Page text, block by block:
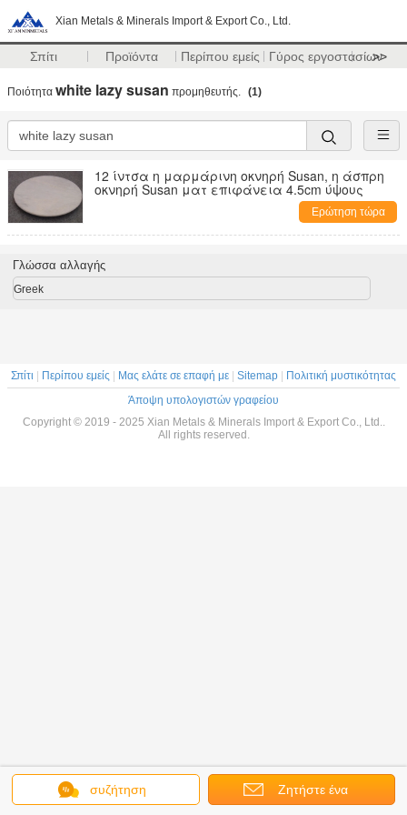
Xian Metals & Minerals Import & Export Co., Ltd.
Σπίτι Προϊόντα Περίπου εμείς Γύρος εργοστασίων
>>
Ποιότητα white lazy susan προμηθευτής. (1)
12 ίντσα η μαρμάρινη οκνηρή Susan, η άσπρη
οκνηρή Susan ματ επιφάνεια 4.5cm ύψους
Ερώτηση τώρα
συζήτηση Ζητήστε ένα
Γλώσσα αλλαγής
Greek
Σπίτι Περίπου εμείς Μας ελάτε σε επαφή με Sitemap
Πολιτική μυστικότητας
Άποψη υπολογιστών γραφείου
Copyright © 2019 - 2025 Xian Metals & Minerals Import & Export Co., Ltd..
All rights reserved.